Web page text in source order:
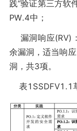
践“验证第三方软
PW.4中；
漏洞响应(RV)
余漏洞，适当响
洞，共3项。
表1SSDFV1.1